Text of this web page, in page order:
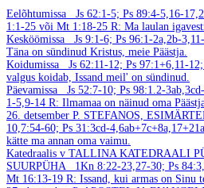
Eelõhtumissa
Js 62:1-5; Ps 89:4-5,16-
1:1-25 või Mt 1:18-25 R: Ma laulan
Kesköömissa
Js 9:1-6; Ps 96:1-2a,2b-
Täna on sündinud Kristus, meie Päästja.
Koidumissa
Js 62:11-12; Ps 97:1+6,11-
valgus koidab, Issand meil' on sündinud.
Päevamissa
Js 52:7-10; Ps 98:1.2-
1-5,9-14 R: Ilmamaa on näinud oma
26. detsember P. STEFANOS,
10,7:54-60; Ps 31:3cd-
kätte ma annan oma vaimu.
Katedraalis v TALLINA KATEDRAALI
SUURPÜHA
1Kn 8:22-23,27-30; Ps
Mt 16:13-19 R: Issand, kui armas on Sinu